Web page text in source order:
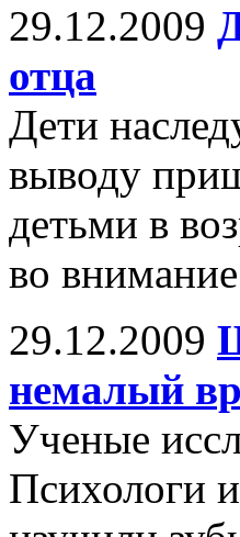
29.12.2009
отца
Дети
выводу
детьми в
во
29.12.2009
немалый
Ученые
Психологи